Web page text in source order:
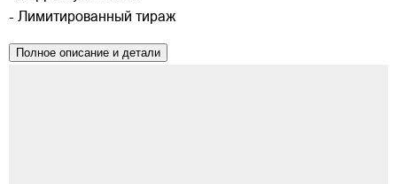
- Лимитированный тираж
Полное описание и детали